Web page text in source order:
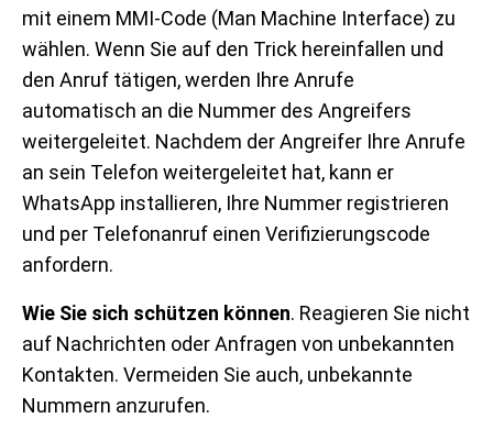
mit einem MMI-Code (Man Machine Interface) zu
wählen. Wenn Sie auf den Trick hereinfallen und
den Anruf tätigen, werden Ihre Anrufe
automatisch an die Nummer des Angreifers
weitergeleitet. Nachdem der Angreifer Ihre Anrufe
an sein Telefon weitergeleitet hat, kann er
WhatsApp installieren, Ihre Nummer registrieren
und per Telefonanruf einen Verifizierungscode
anfordern.
Wie Sie sich schützen können. Reagieren Sie nicht
auf Nachrichten oder Anfragen von unbekannten
Kontakten. Vermeiden Sie auch, unbekannte
Nummern anzurufen.